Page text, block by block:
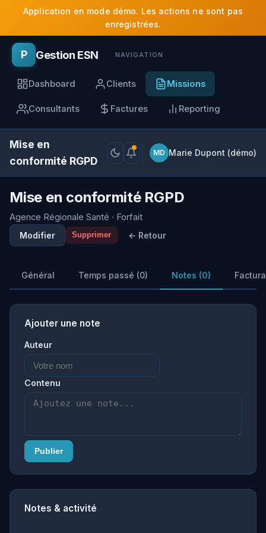
Application en mode démo. Les actions ne sont pas
enregistrées.
P Gestion ESN NAVIGATION
Dashboard Clients Missions
Consultants Factures Reporting
Mise en
conformité RGPD
MD Marie Dupont (démo)
Mise en conformité RGPD
Agence Régionale Santé · Forfait
Modifier Supprimer ← Retour
Général Temps passé (0) Notes (0)
Ajouter une note
Auteur
Contenu
Publier
Notes & activité